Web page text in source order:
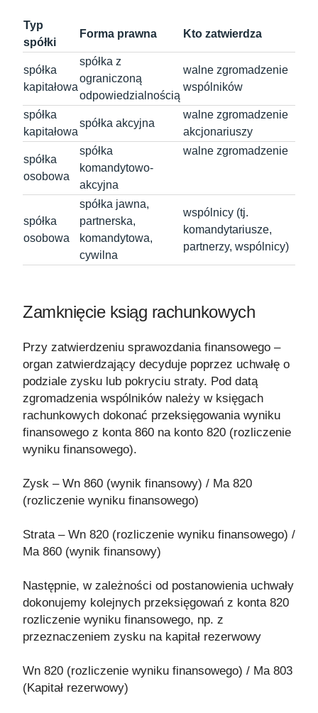
Typ
spółki
Forma prawna Kto zatwierdza
spółka
kapitałowa
spółka z
ograniczoną
odpowiedzialnością
walne zgromadzenie
wspólników
spółka
kapitałowa
spółka akcyjna
walne zgromadzenie
akcjonariuszy
spółka
osobowa
spółka
komandytowo-
akcyjna
walne zgromadzenie
spółka
osobowa
spółka jawna,
partnerska,
komandytowa,
cywilna
wspólnicy (tj.
komandytariusze,
partnerzy, wspólnicy)
Zamknięcie ksiąg rachunkowych
Przy zatwierdzeniu sprawozdania finansowego –
organ zatwierdzający decyduje poprzez uchwałę o
podziale zysku lub pokryciu straty. Pod datą
zgromadzenia wspólników należy w księgach
rachunkowych dokonać przeksięgowania wyniku
finansowego z konta 860 na konto 820 (rozliczenie
wyniku finansowego).
Zysk – Wn 860 (wynik finansowy) / Ma 820
(rozliczenie wyniku finansowego)
Strata – Wn 820 (rozliczenie wyniku finansowego) /
Ma 860 (wynik finansowy)
Następnie, w zależności od postanowienia uchwały
dokonujemy kolejnych przeksięgowań z konta 820
rozliczenie wyniku finansowego, np. z
przeznaczeniem zysku na kapitał rezerwowy
Wn 820 (rozliczenie wyniku finansowego) / Ma 803
(Kapitał rezerwowy)